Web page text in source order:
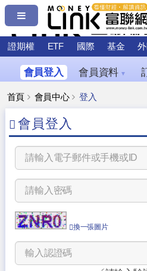
證期權 ETF 國際 基金
會員登入 會員資料 ▼
首頁 會員中心 登入
會員登入
換一張圖片